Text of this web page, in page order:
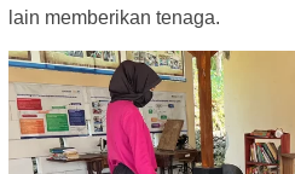
lain memberikan tenaga.